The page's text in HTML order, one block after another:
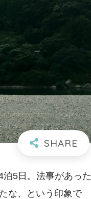
5日。法事があった
な、という印象で